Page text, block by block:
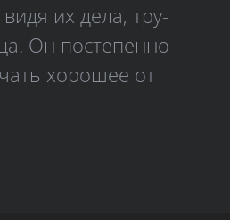
их дела, тру­
Он постепенно
хорошее от